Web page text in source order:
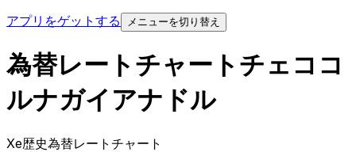
アプリをゲットする
メニューを切り替え
為替レートチャートチェココ
ルナガイアナドル
Xe歴史為替レートチャート